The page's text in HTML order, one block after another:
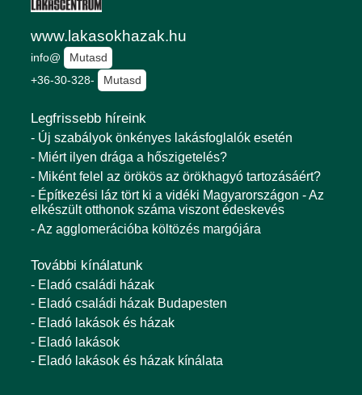
www.lakasokhazak.hu
info@
Mutasd
+36-30-328-
Mutasd
Legfrissebb híreink
- Új szabályok önkényes lakásfoglalók esetén
- Miért ilyen drága a hőszigetelés?
- Miként felel az örökös az örökhagyó tartozásáért?
- Építkezési láz tört ki a vidéki Magyarországon - Az
elkészült otthonok száma viszont édeskevés
- Az agglomerációba költözés margójára
További kínálatunk
- Eladó családi házak
- Eladó családi házak Budapesten
- Eladó lakások és házak
- Eladó lakások
- Eladó lakások és házak kínálata